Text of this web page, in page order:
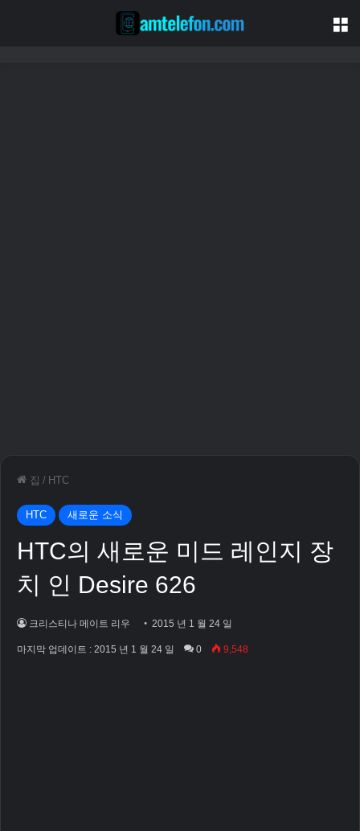
집 / HTC
HTC 새로운 소식
HTC의 새로운 미드 레인지 장
치 인 Desire 626
크리스티나 메이트 리우 2015 년 1 월 24 일
마지막 업데이트 : 2015 년 1 월 24 일 0 9,548